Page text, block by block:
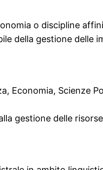
o discipline affini
della gestione delle
Economia, Scienze
gestione delle